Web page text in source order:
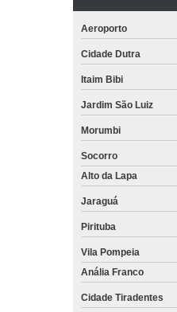
Aeroporto
Cidade Dutra
Itaim Bibi
Jardim São Luiz
Morumbi
Socorro
Alto da Lapa
Jaraguá
Pirituba
Vila Pompeia
Anália Franco
Cidade Tiradentes